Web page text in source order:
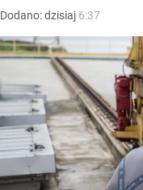
Dodano:dzisiaj 6:37